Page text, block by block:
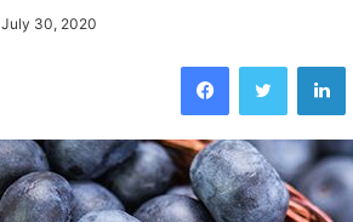
July 30, 2020
FacebookTwitter